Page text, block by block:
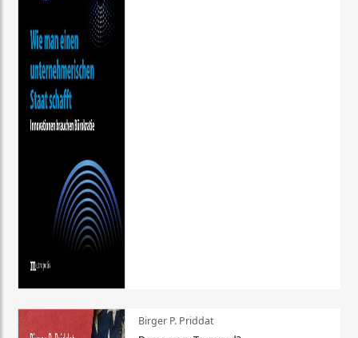
Birger P. Priddat